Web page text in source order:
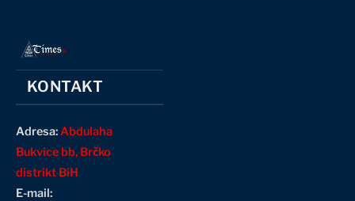
KONTAKT
Adresa:Abdulaha
Bukvice bb, Brčko
distrikt BiH
E-mail: